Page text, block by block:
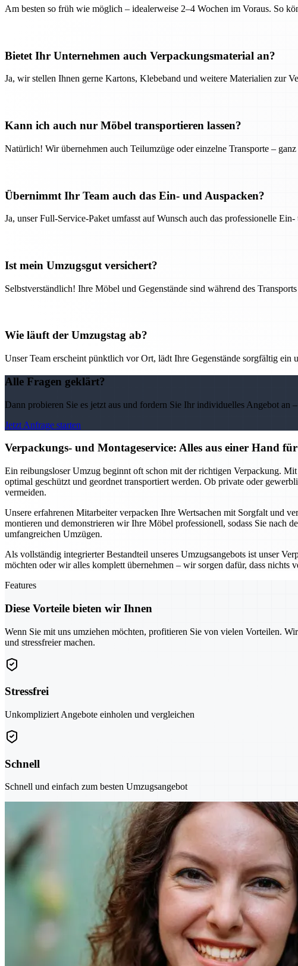
Am besten so früh wie möglich – idealerweise 2–4 Wochen im Voraus. So
Bietet Ihr Unternehmen auch Verpackungsmaterial an?
Ja, wir stellen Ihnen gerne Kartons, Klebeband und weitere Materialien zur
Kann ich auch nur Möbel transportieren lassen?
Natürlich! Wir übernehmen auch Teilumzüge oder einzelne Transporte –
Übernimmt Ihr Team auch das Ein- und Auspacken?
Ja, unser Full-Service-Paket umfasst auf Wunsch auch das professionelle
Ist mein Umzugsgut versichert?
Selbstverständlich! Ihre Möbel und Gegenstände sind während des
Wie läuft der Umzugstag ab?
Unser Team erscheint pünktlich vor Ort, lädt Ihre Gegenstände sorgfältig
Alle Fragen geklärt?
Dann probieren Sie es jetzt aus und fordern Sie Ihr individuelles Angebot an
Jetzt Anfrage starten
Verpackungs- und Montageservice: Alles aus einer Hand
Ein reibungsloser Umzug beginnt oft schon mit der richtigen Verpackung.
optimal geschützt und geordnet transportiert werden. Ob private oder
vermeiden.
Unsere erfahrenen Mitarbeiter verpacken Ihre Wertsachen mit Sorgfalt und
montieren und demonstrieren wir Ihre Möbel professionell, sodass Sie nach
umfangreichen Umzügen.
Als vollständig integrierter Bestandteil unseres Umzugsangebots ist unser
möchten oder wir alles komplett übernehmen – wir sorgen dafür, dass nichts
Features
Diese Vorteile bieten wir Ihnen
Wenn Sie mit uns umziehen möchten, profitieren Sie von vielen Vorteilen.
und stressfreier machen.
Stressfrei
Unkompliziert Angebote einholen und vergleichen
Schnell
Schnell und einfach zum besten Umzugsangebot